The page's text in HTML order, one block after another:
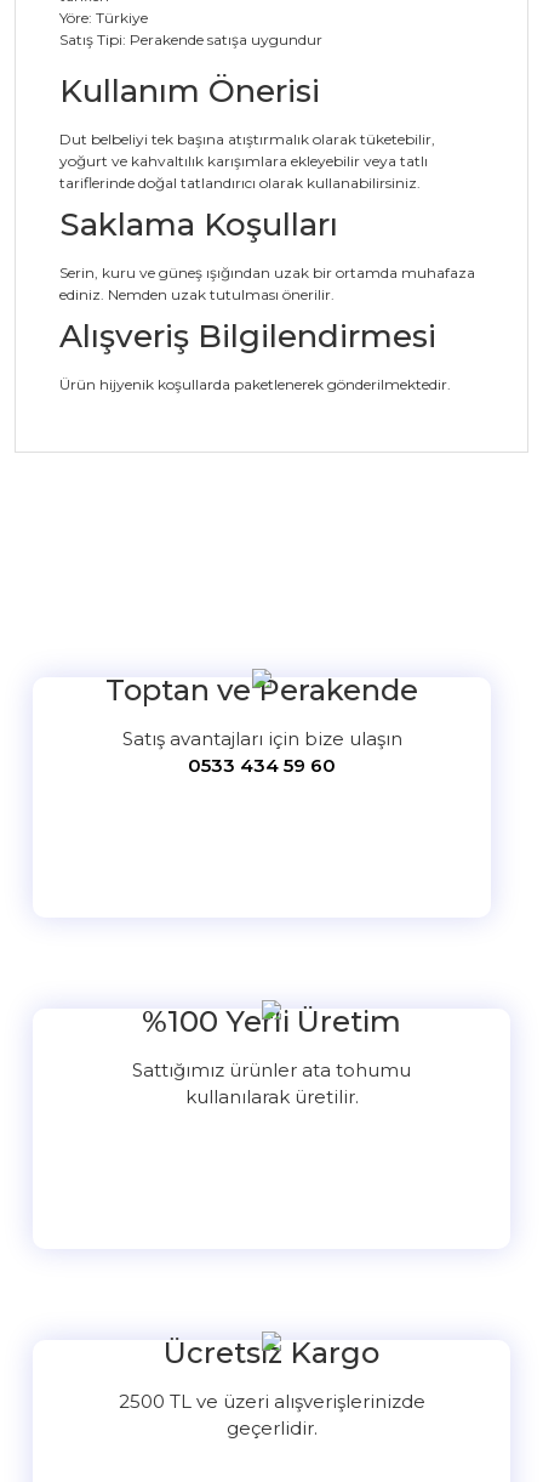
Yöre: Türkiye
Satış Tipi: Perakende satışa uygundur
Kullanım Önerisi
Dut belbeliyi tek başına atıştırmalık olarak tüketebilir,
yoğurt ve kahvaltılık karışımlara ekleyebilir veya tatlı
tariflerinde doğal tatlandırıcı olarak kullanabilirsiniz.
Saklama Koşulları
Serin, kuru ve güneş ışığından uzak bir ortamda muhafaza
ediniz. Nemden uzak tutulması önerilir.
Alışveriş Bilgilendirmesi
Ürün hijyenik koşullarda paketlenerek gönderilmektedir.
Toptan ve Perakende
Satış avantajları için bize ulaşın
0533 434 59 60
%100 Yerli Üretim
Sattığımız ürünler ata tohumu
kullanılarak üretilir.
Ücretsiz Kargo
2500 TL ve üzeri alışverişlerinizde
geçerlidir.